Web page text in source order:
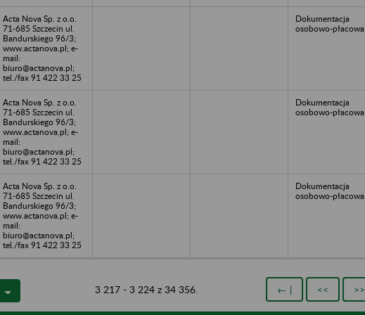
Acta Nova Sp. z o.o.
71-685 Szczecin ul.
Bandurskiego 96/3;
www.actanova.pl; e-
mail:
biuro@actanova.pl;
tel./fax 91 422 33 25
Dokumentacja
osobowo-płacowa
Acta Nova Sp. z o.o.
71-685 Szczecin ul.
Bandurskiego 96/3;
www.actanova.pl; e-
mail:
biuro@actanova.pl;
tel./fax 91 422 33 25
Dokumentacja
osobowo-płacowa
Acta Nova Sp. z o.o.
71-685 Szczecin ul.
Bandurskiego 96/3;
www.actanova.pl; e-
mail:
biuro@actanova.pl;
tel./fax 91 422 33 25
Dokumentacja
osobowo-płacowa
3 217 - 3 224 z 34 356. ← | << >>